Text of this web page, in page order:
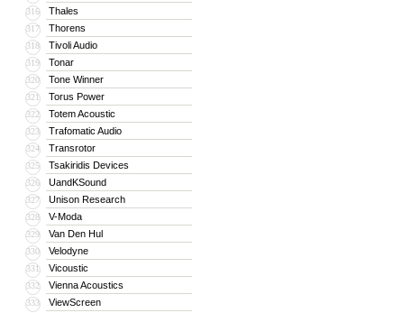
316 Thales
317 Thorens
318 Tivoli Audio
319 Tonar
320 Tone Winner
321 Torus Power
322 Totem Acoustic
323 Trafomatic Audio
324 Transrotor
325 Tsakiridis Devices
326 UandKSound
327 Unison Research
328 V-Moda
329 Van Den Hul
330 Velodyne
331 Vicoustic
332 Vienna Acoustics
333 ViewScreen